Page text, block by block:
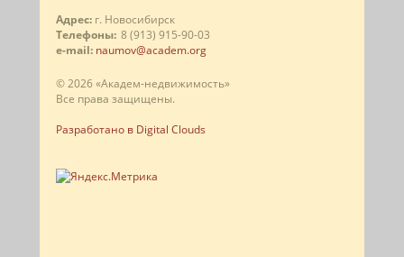
Адрес: г. Новосибирск
Телефоны: 8 (913) 915-90-03
e-mail: naumov@academ.org
© 2026 «Академ-недвижимость»
Все права защищены.
Разработано в Digital Clouds